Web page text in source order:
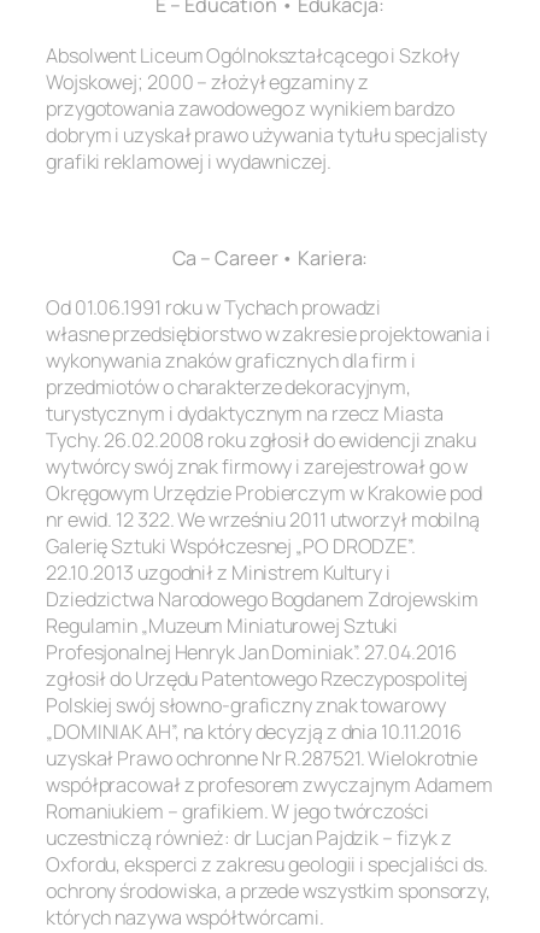
Absolwent Liceum Ogólnokształcącego i Szkoły
Wojskowej; 2000 – złożył egzaminy z
przygotowania zawodowego z wynikiem bardzo
dobrym i uzyskał prawo używania tytułu specjalisty
grafiki reklamowej i wydawniczej.
Ca – Career • Kariera:
Od 01.06.1991 roku w Tychach prowadzi
własne przedsiębiorstwo w zakresie projektowania i
wykonywania znaków graficznych dla firm i
przedmiotów o charakterze dekoracyjnym,
turystycznym i dydaktycznym na rzecz Miasta
Tychy. 26.02.2008 roku zgłosił do ewidencji znaku
wytwórcy swój znak firmowy i zarejestrował go w
Okręgowym Urzędzie Probierczym w Krakowie pod
nr ewid. 12 322. We wrześniu 2011 utworzył mobilną
Galerię Sztuki Współczesnej „PO DRODZE”.
22.10.2013 uzgodnił z Ministrem Kultury i
Dziedzictwa Narodowego Bogdanem Zdrojewskim
Regulamin „Muzeum Miniaturowej Sztuki
Profesjonalnej Henryk Jan Dominiak”. 27.04.2016
zgłosił do Urzędu Patentowego Rzeczypospolitej
Polskiej swój słowno-graficzny znak towarowy
„DOMINIAK AH”, na który decyzją z dnia 10.11.2016
uzyskał Prawo ochronne Nr R.287521. Wielokrotnie
współpracował z profesorem zwyczajnym Adamem
Romaniukiem – grafikiem. W jego twórczości
uczestniczą również: dr Lucjan Pajdzik – fizyk z
Oxfordu, eksperci z zakresu geologii i specjaliści ds.
ochrony środowiska, a przede wszystkim sponsorzy,
których nazywa współtwórcami.